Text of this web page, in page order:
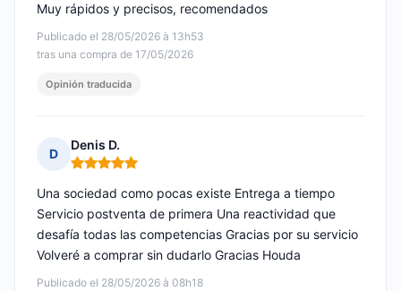
Publicado el 28/05/2026 à 13h53
tras una compra de 17/05/2026
Muy rápidos y precisos, recomendados
Opinión traducida
D
Denis D.
Nota: 5 de 5
Publicado el 28/05/2026 à 08h18
Una sociedad como pocas existe Entrega a tiempo
Servicio postventa de primera Una reactividad que
desafía todas las competencias Gracias por su servicio
Volveré a comprar sin dudarlo Gracias Houda